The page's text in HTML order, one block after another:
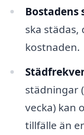
Bostadens
ska
kostnaden.
städningar
vecka) kan
tillfälle än